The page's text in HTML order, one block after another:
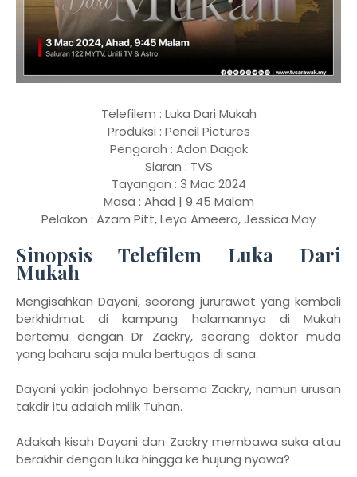
Telefilem : Luka Dari Mukah
Produksi : Pencil Pictures
Pengarah : Adon Dagok
Siaran : TVS
Tayangan : 3 Mac 2024
Masa : Ahad | 9.45 Malam
Pelakon : Azam Pitt, Leya Ameera, Jessica May
Sinopsis Telefilem Luka Dari
Mukah
Mengisahkan Dayani, seorang jururawat yang kembali
berkhidmat di kampung halamannya di Mukah
bertemu dengan Dr Zackry, seorang doktor muda
yang baharu saja mula bertugas di sana.
Dayani yakin jodohnya bersama Zackry, namun urusan
takdir itu adalah milik Tuhan.
Adakah kisah Dayani dan Zackry membawa suka atau
berakhir dengan luka hingga ke hujung nyawa?